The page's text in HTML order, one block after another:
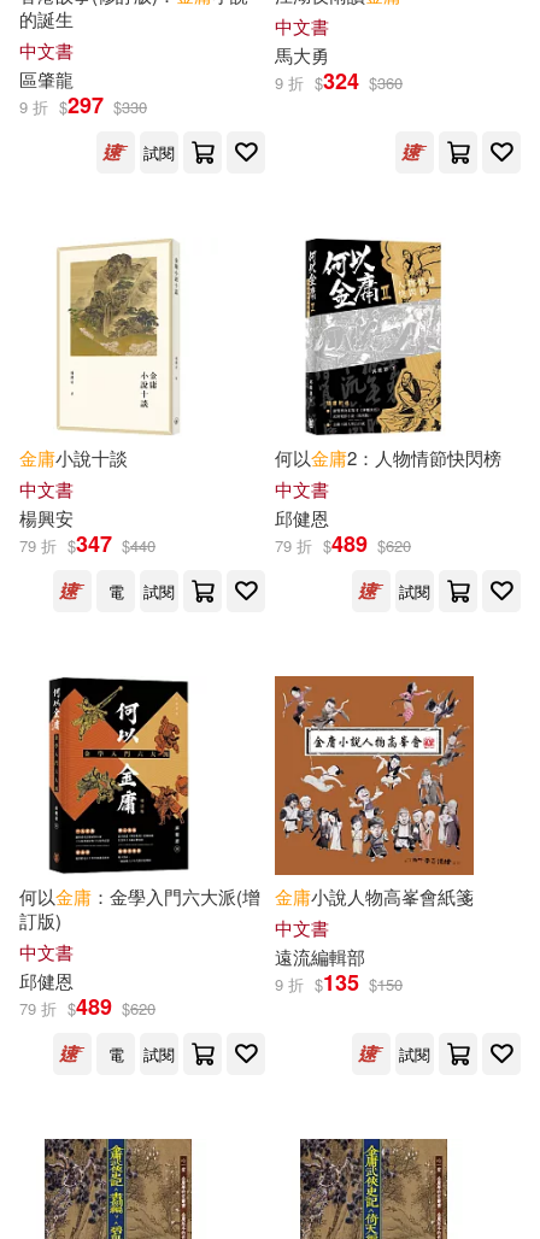
Y2RK家族(1)
[中國香港]金庸(1)
一爐香文化(1) 丁華(1)
三毛 馮其庸等(1) 三毛等(1)
不雨亦瀟瀟(1)
中國電視藝術家協會(1)
何南(1) 余晴峰 等(1)
倪 匡，陳沛然(1)
倪匡 陳沛然(1) 傅國涌(1)
傅國湧(1)
六神磊磊·讀金庸團隊(1)
冉明明編著(1) 冷夏(1)
劉剛著(1) 劉斌(1)
劉衛英，王立(1)
劉鐵虎，莉莉瑪蓮(1) 古木(1)
吳君易(1)
廣西師範大學出版社(2)
揚智(2)
樂律(2) 河北教育出版社(2)
白卷出版社(2) 華文出版社(2)
遠見天下(2) 重慶出版社(2)
重慶大學電子音像出版社有限公司
風和文創(2) 高寶(2)
PNN文庫(1)
SONY MUSIC(1)
一刻鯨選(1) 中信出版社(1)
中國友誼出版公司(1)
中國民主法制出版社(1)
中國物資出版社(1)
中國發展出版社(1)
的誕生
中文書
區肇龍
9 折 $297 $330
試閱
中文書
馬大勇
9 折 $324 $360
金庸小說十談
中文書
楊興安
79 折 $347 $440
電
試閱
何以金庸2：人物情節快閃榜
中文書
邱健恩
79 折 $489 $620
試閱
何以金庸 ：金學入門六大派(增
訂版)
中文書
邱健恩
79 折 $489 $620
電
試閱
金庸小說人物高峯會紙箋
中文書
遠流編輯部
9 折 $135 $150
試閱